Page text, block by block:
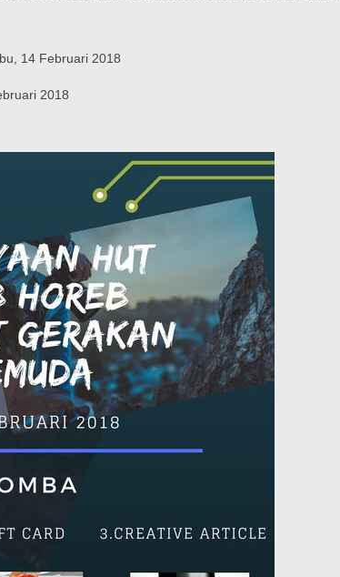
14 Februari 2018
2018